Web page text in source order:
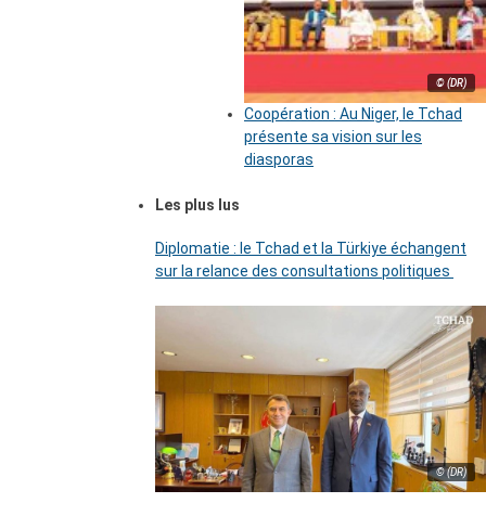
© (DR)
Coopération : Au Niger, le Tchad
présente sa vision sur les
diasporas
Les plus lus
Diplomatie : le Tchad et la Türkiye échangent
sur la relance des consultations politiques
© (DR)